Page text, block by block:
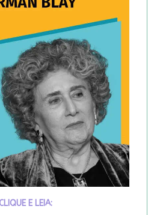
CLIQUE E LEIA: